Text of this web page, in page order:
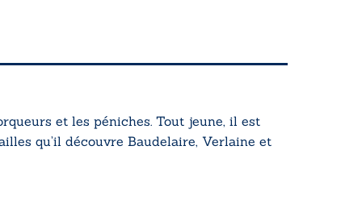
et les péniches. Tout jeune, il est
qu’il découvre Baudelaire, Verlaine et